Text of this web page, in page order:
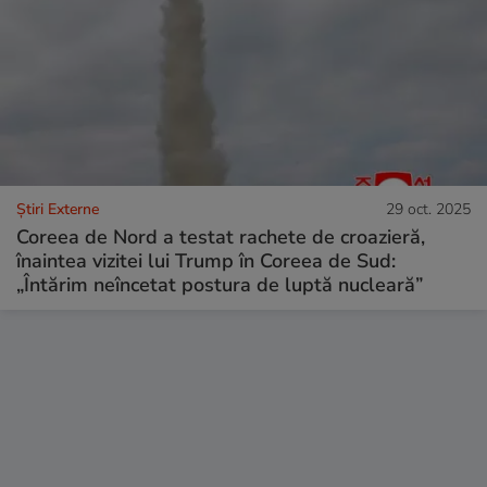
Știri Externe 29 oct. 2025
Coreea de Nord a testat rachete de croazieră,
înaintea vizitei lui Trump în Coreea de Sud:
„Întărim neîncetat postura de luptă nucleară”